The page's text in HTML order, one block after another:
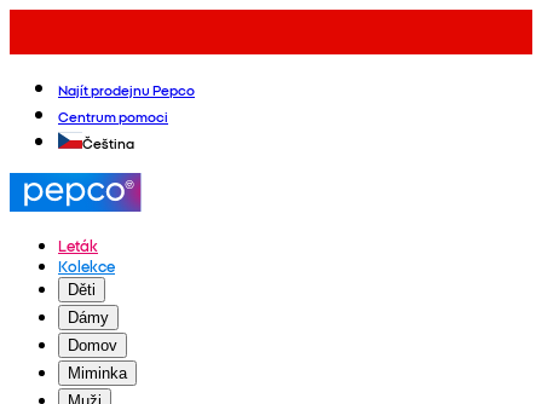
Najít prodejnu Pepco
Centrum pomoci
Čeština
Leták
Kolekce
Děti
Dámy
Domov
Miminka